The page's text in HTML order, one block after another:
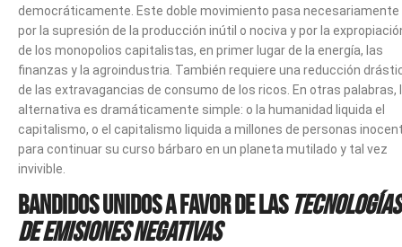
democráticamente. Este doble movimiento pasa necesariamente
por la supresión de la producción inútil o nociva y por la
de los monopolios capitalistas, en primer lugar de la energía, las
finanzas y la agroindustria. También requiere una reducción
de las extravagancias de consumo de los ricos. En otras palabras,
alternativa es dramáticamente simple: o la humanidad liquida el
capitalismo, o el capitalismo liquida a millones de personas
para continuar su curso bárbaro en un planeta mutilado y tal vez
invivible.
Bandidos unidos a favor de lastecnologías
de emisiones negativas